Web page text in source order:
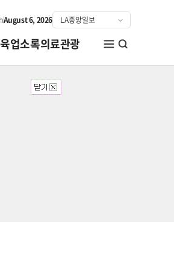
August 6, 2026
업소록의료관광